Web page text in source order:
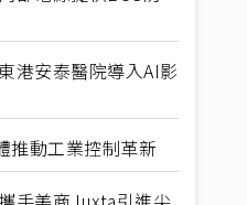
港安泰醫院導入AI影
推動工業控制革新